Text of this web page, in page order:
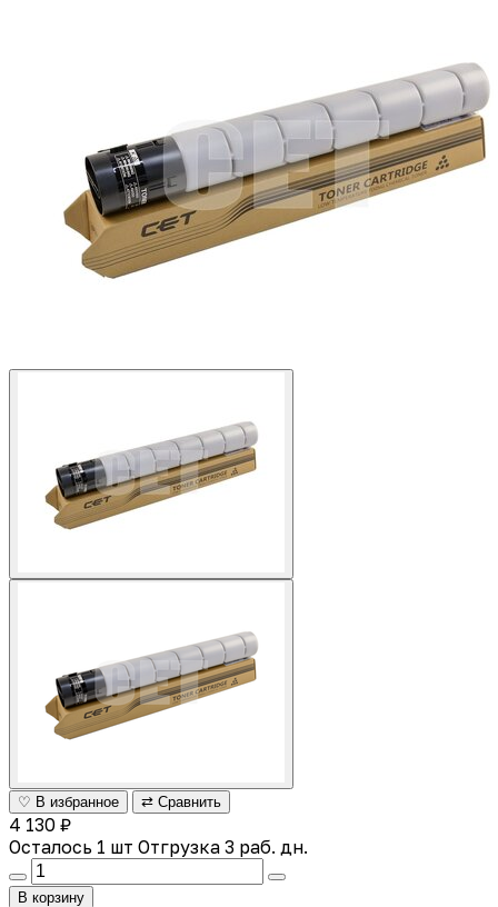
♡ В избранное ⇄ Сравнить
4 130 ₽
Осталось 1 шт Отгрузка 3 раб. дн.
В корзину